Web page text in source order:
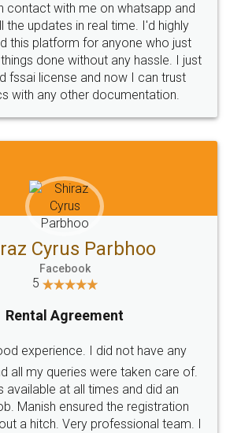
contact with me on whatsapp and
the updates in real time. I'd highly
this platform for anyone who just
done without any hassle. I just
fssai license and now I can trust
with any other documentation.
Cyrus Parbhoo
Facebook
5
Rental Agreement
experience. I did not have any
all my queries were taken care of.
available at all times and did an
Manish ensured the registration
a hitch. Very professional team. I